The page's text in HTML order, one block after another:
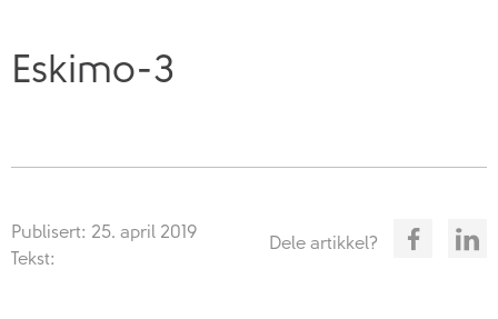
Eskimo-3
Publisert: 25. april 2019
Tekst:
Dele artikkel?